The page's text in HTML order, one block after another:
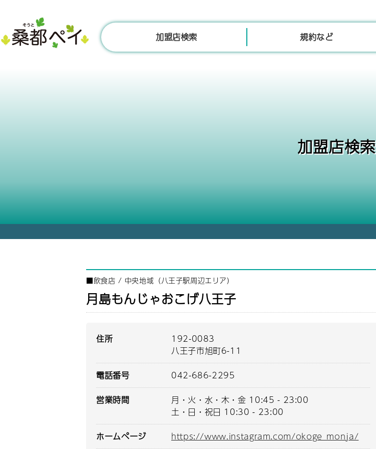
ン
加盟店検索 規約など
加盟店検索
■飲食店 / 中央地域（八王子駅周辺エリア）
月島もんじゃおこげ八王子
住所
192-0083
八王子市旭町6-11
電話番号
042-686-2295
営業時間
月・火・水・木・金 10:45 - 23:00
土・日・祝日 10:30 - 23:00
ホームページ
https://www.instagram.com/okoge_monja/